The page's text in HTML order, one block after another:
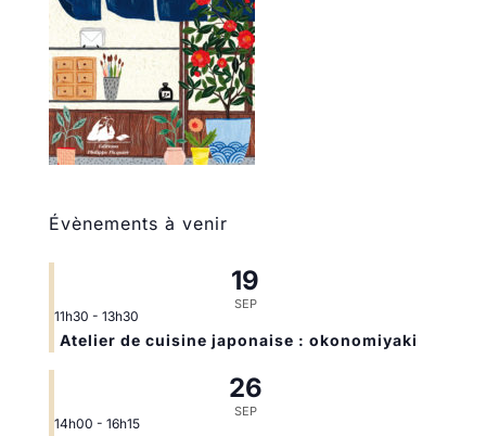
Évènements à venir
19
SEP
11h30 - 13h30
Atelier de cuisine japonaise : okonomiyaki
26
SEP
14h00 - 16h15